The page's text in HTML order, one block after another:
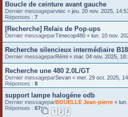
Boucle de ceinture avant gauche
Dernier messageparvtec « jeu. 20 nov. 2025,
Réponses : 7
[Recherche] Relais de Pop-ups
Dernier messageparTimecop480 « lun. 10 nov.
Recherche silencieux intermédiaire
Dernier messageparRémi « mar. 04 nov. 2025,
Recherche une 480 2.0L/GT
Dernier messageparSevan « mer. 29 oct. 2025,
Réponses : 8
support lampe halogéne odb
Dernier messageparBOUELLE Jean-pierre «
Réponses : 67
1 2 3